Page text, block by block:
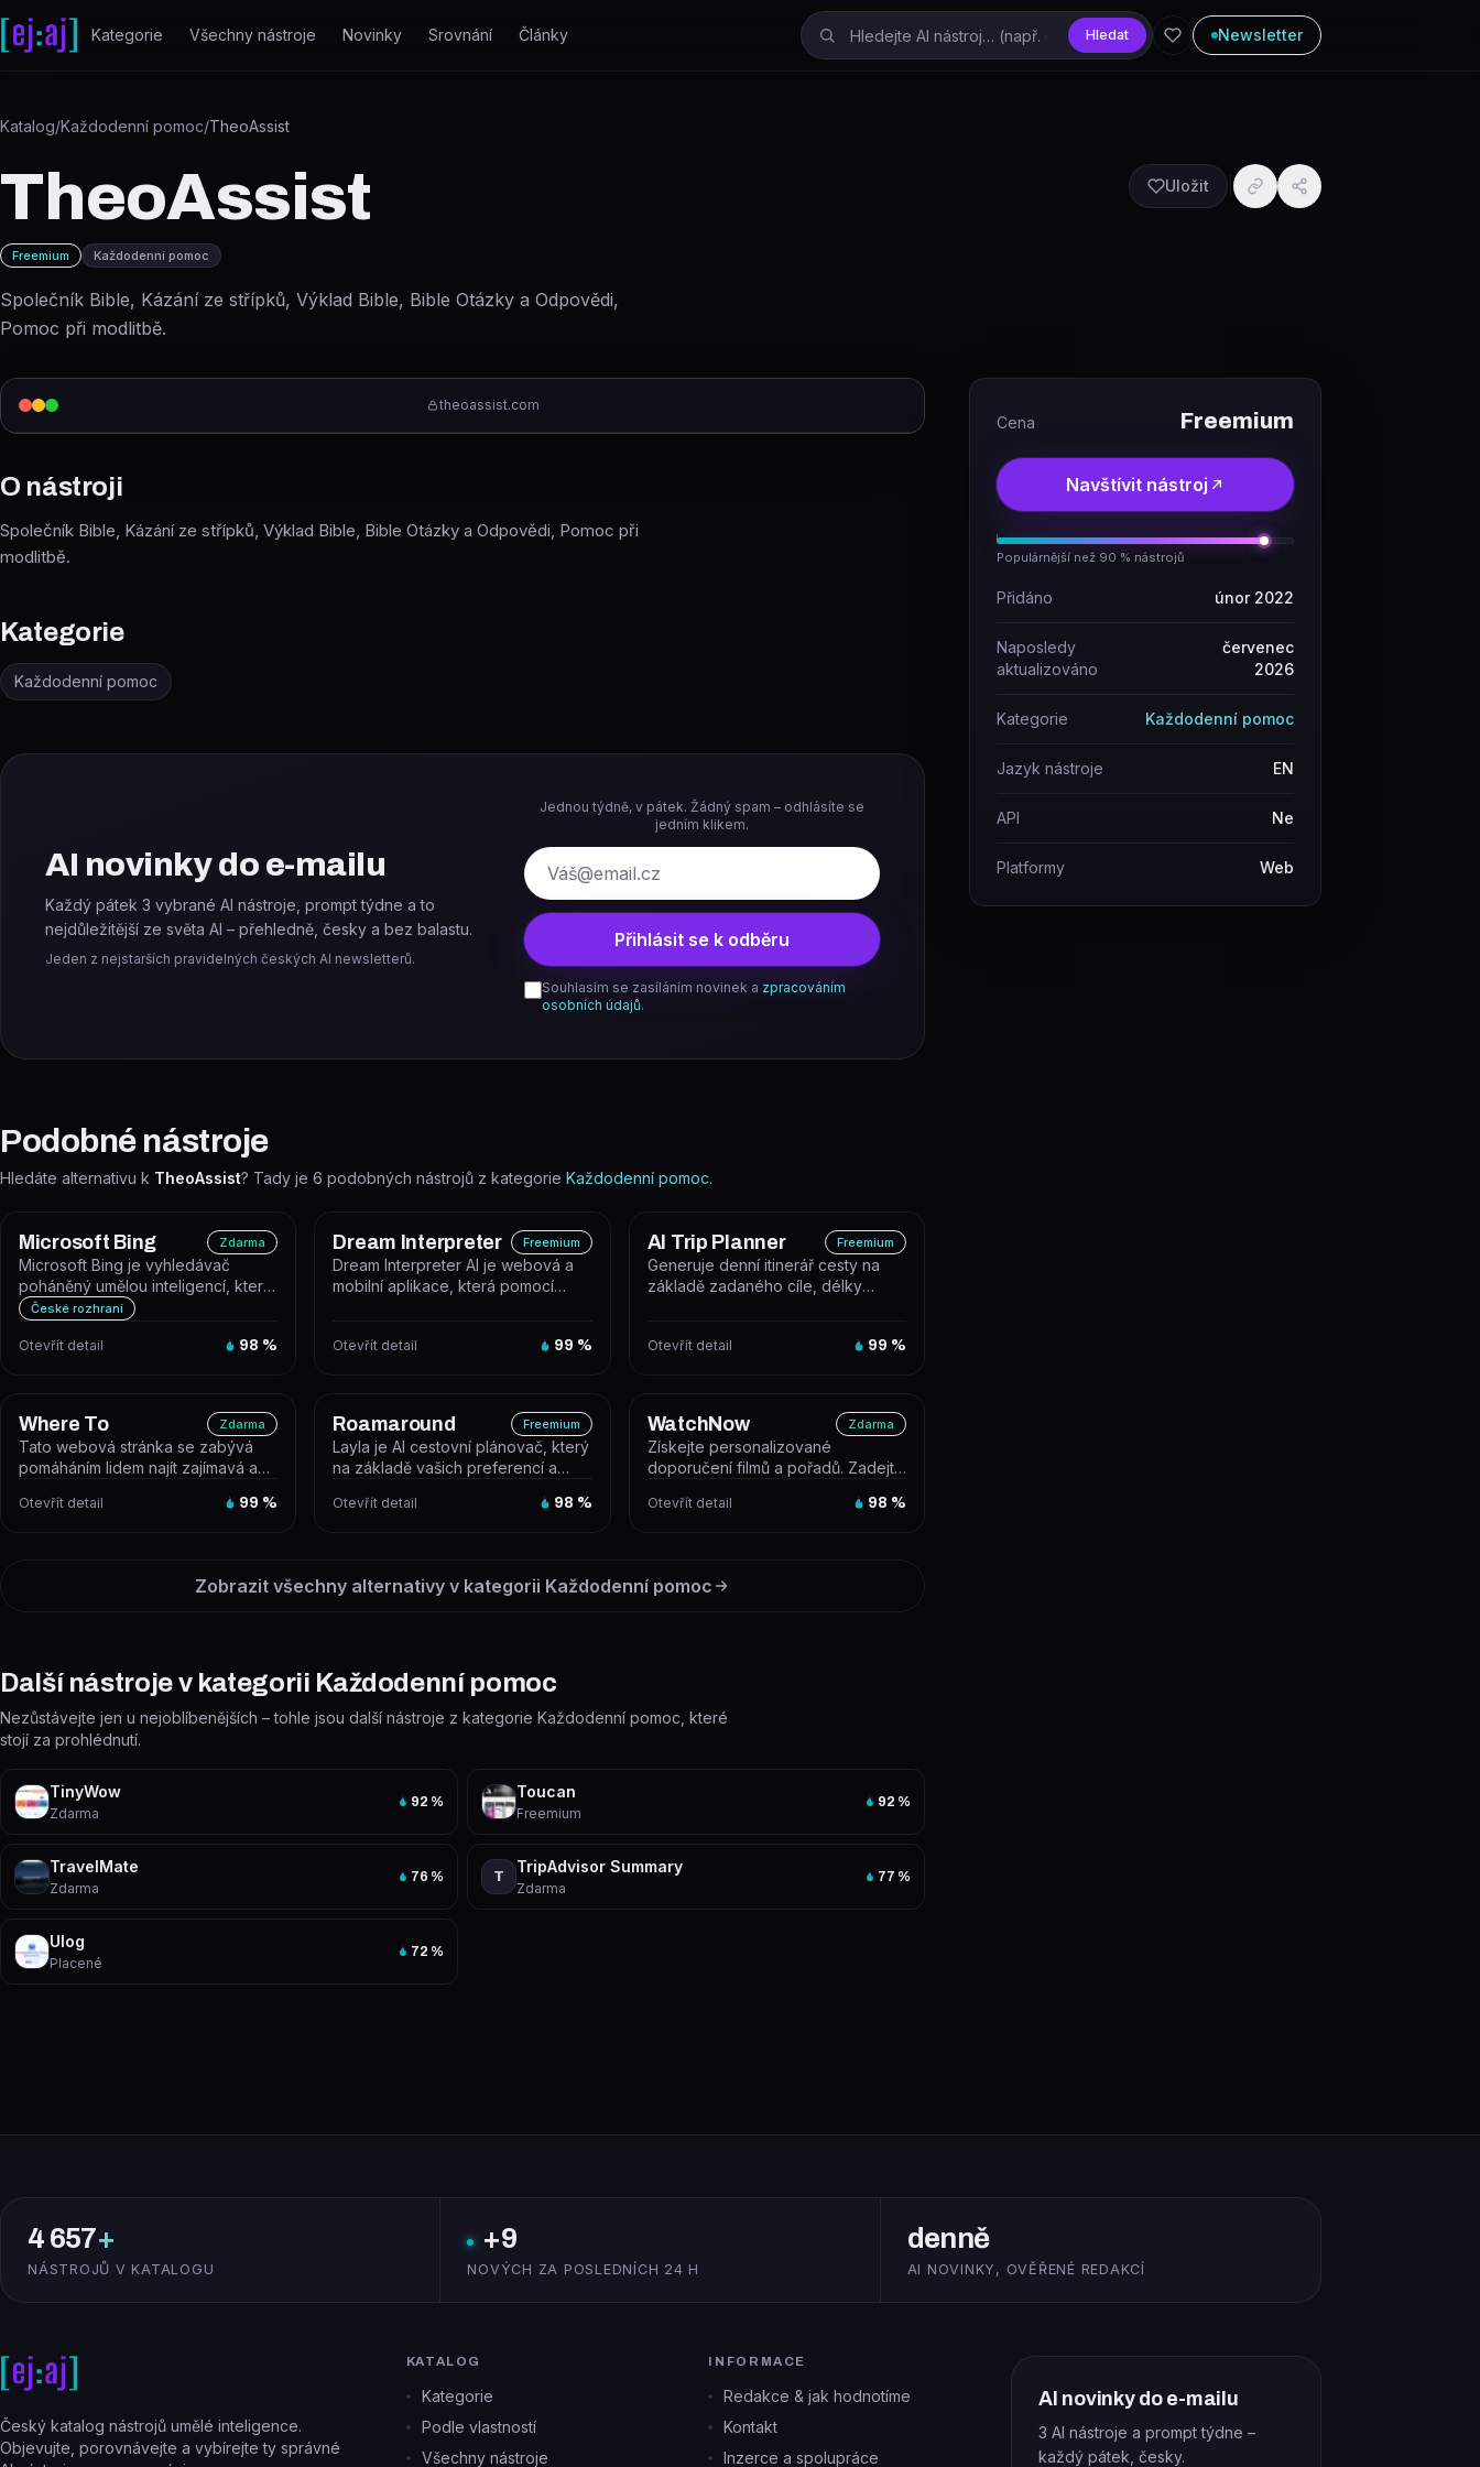
Přeskočit na obsah
Kategorie Všechny nástroje Novinky Srovnání Články Hledat Newsletter
Katalog/Každodenní pomoc/TheoAssist
TheoAssist
Freemium Každodenní pomoc
Společník Bible, Kázání ze střípků, Výklad Bible, Bible Otázky a Odpovědi,
Pomoc při modlitbě.
Uložit
theoassist.com
O nástroji
Společník Bible, Kázání ze střípků, Výklad Bible, Bible Otázky a Odpovědi, Pomoc při
modlitbě.
Kategorie
Každodenní pomoc
AI novinky do e-mailu
Každý pátek 3 vybrané AI nástroje, prompt týdne a to
nejdůležitější ze světa AI – přehledně, česky a bez balastu.
Jeden z nejstarších pravidelných českých AI newsletterů.
Jednou týdně, v pátek. Žádný spam – odhlásíte se
jedním klikem.
E-mail
Přihlásit se k odběru
Souhlasím se zasíláním novinek a zpracováním
osobních údajů.
Podobné nástroje
Hledáte alternativu k TheoAssist? Tady je 6 podobných nástrojů z kategorie Každodenní pomoc.
Microsoft Bing Zdarma
Microsoft Bing je vyhledávač
poháněný umělou inteligencí, který
kombinuje klasické webové
České rozhraní
Otevřít detail 98 %
Dream Interpreter Freemium
Dream Interpreter AI je webová a
mobilní aplikace, která pomocí
Otevřít detail 99 %
AI Trip Planner Freemium
Generuje denní itinerář cesty na
základě zadaného cíle, délky
Otevřít detail 99 %
Where To Zdarma
Tato webová stránka se zabývá
pomáháním lidem najít zajímavá a
Otevřít detail 99 %
Roamaround Freemium
Layla je AI cestovní plánovač, který
na základě vašich preferencí a
Otevřít detail 98 %
WatchNow Zdarma
Získejte personalizované
doporučení filmů a pořadů. Zadejte
jste...
Otevřít detail 98 %
Zobrazit všechny alternativy v kategorii Každodenní pomoc
Další nástroje v kategorii Každodenní pomoc
Nezůstávejte jen u nejoblíbenějších – tohle jsou další nástroje z kategorie Každodenní pomoc, které
stojí za prohlédnutí.
TinyWow
Zdarma
92 %
Toucan
Freemium
92 %
TravelMate
Zdarma
76 % T
TripAdvisor Summary
Zdarma
77 %
Ulog
Placené
72 %
Cena Freemium
Navštívit nástroj
Populárnější než 90 % nástrojů
Přidáno únor 2022
Naposledy
aktualizováno
červenec
2026
Kategorie Každodenní pomoc
Jazyk nástroje EN
API Ne
Platformy Web
4 657+
NÁSTROJŮ V KATALOGU
+9
NOVÝCH ZA POSLEDNÍCH 24 H
denně
AI NOVINKY, OVĚŘENÉ REDAKCÍ
Český katalog nástrojů umělé inteligence.
Objevujte, porovnávejte a vybírejte ty správné
KATALOG
Kategorie
Podle vlastností
Všechny nástroje
INFORMACE
Redakce & jak hodnotíme
Kontakt
Inzerce a spolupráce
AI novinky do e-mailu
3 AI nástroje a prompt týdne –
každý pátek, česky.